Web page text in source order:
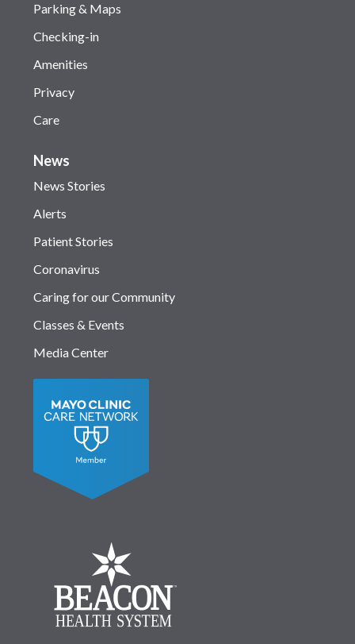
Parking & Maps
Checking-in
Amenities
Privacy
Care
News
News Stories
Alerts
Patient Stories
Coronavirus
Caring for our Community
Classes & Events
Media Center